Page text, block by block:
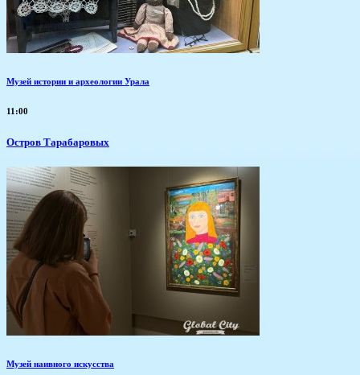
Музей истории и археологии Урала
11:00
Остров Тарабаровых
Музей наивного искусства